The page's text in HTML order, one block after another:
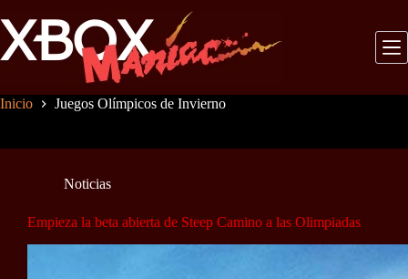
al
contenido
Inicio Juegos Olímpicos de Invierno
Noticias
Empieza la beta abierta de Steep Camino a las Olimpiadas